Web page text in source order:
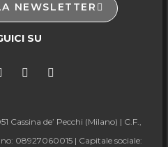
NEWSLETTER
SU
Cassina de’ Pecchi (Milano) | C.F.,
08927060015 | Capitale sociale: